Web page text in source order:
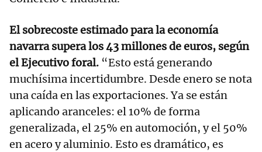
El sobrecoste estimado para la economía
navarra supera los 43 millones de euros, según
el Ejecutivo foral. “Esto está generando
muchísima incertidumbre. Desde enero se nota
una caída en las exportaciones. Ya se están
aplicando aranceles: el 10% de forma
generalizada, el 25% en automoción, y el 50%
en acero y aluminio. Esto es dramático, es